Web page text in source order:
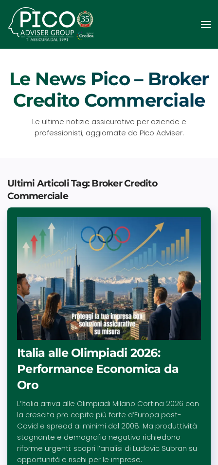
Passa
al
contenuto
Le News Pico – Broker
Credito Commerciale
Le ultime notizie assicurative per aziende e
professionisti, aggiornate da Pico Adviser.
Ultimi Articoli Tag: Broker Credito
Commerciale
Italia alle Olimpiadi 2026:
Performance Economica da
Oro
L’Italia arriva alle Olimpiadi Milano Cortina 2026 con
la crescita pro capite più forte d’Europa post-
Covid e spread ai minimi dal 2008. Ma produttività
stagnante e demografia negativa richiedono
riforme urgenti: scopri l’analisi di Ludovic Subran su
opportunità e rischi per le imprese.